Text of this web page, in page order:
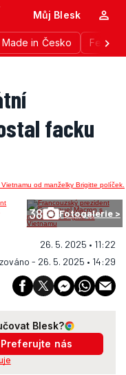
Made in Česko
Můj Blesk
facku
38 Fotogalerie >
26. 5. 2025 • 11:22
- 26. 5. 2025 • 14:29
Blesk?
Preferujte nás